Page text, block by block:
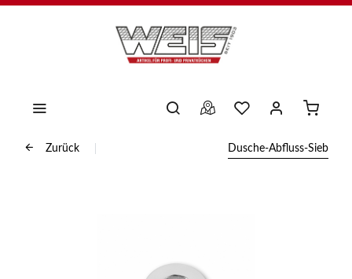
Zurück Dusche-Abfluss-Sieb